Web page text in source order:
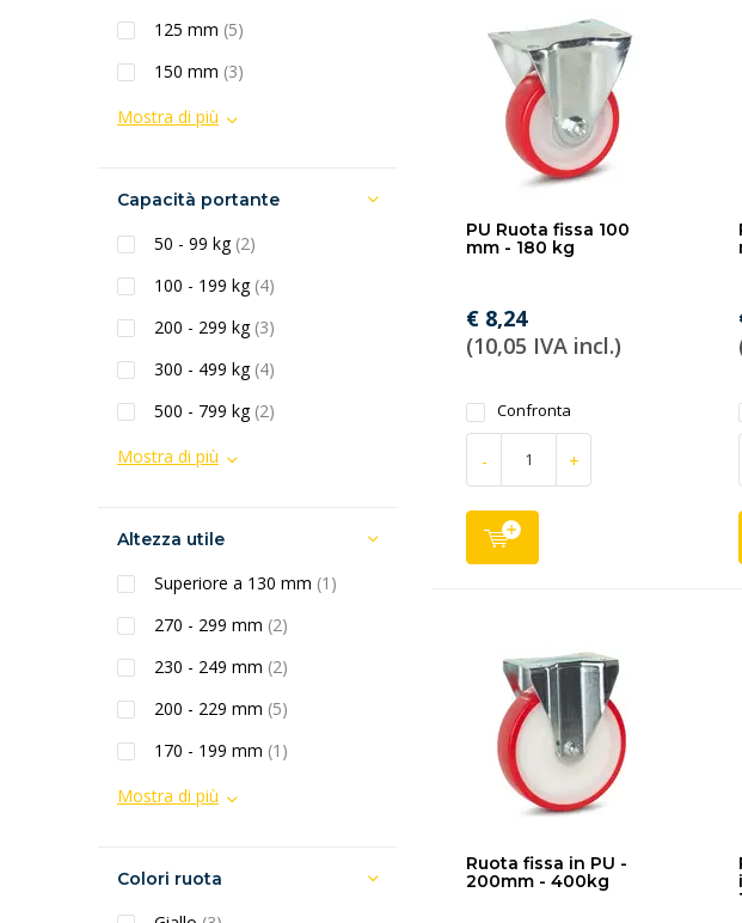
PU Ruota fissa 100
mm - 180 kg
€ 8,24
(10,05 IVA incl.)
Confronta
- +
Ruota fissa in PU -
200mm - 400kg
125 mm (5)
150 mm (3)
Mostra di più
Capacità portante
50 - 99 kg (2)
100 - 199 kg (4)
200 - 299 kg (3)
300 - 499 kg (4)
500 - 799 kg (2)
Mostra di più
Altezza utile
Superiore a 130 mm (1)
270 - 299 mm (2)
230 - 249 mm (2)
200 - 229 mm (5)
170 - 199 mm (1)
Mostra di più
Colori ruota